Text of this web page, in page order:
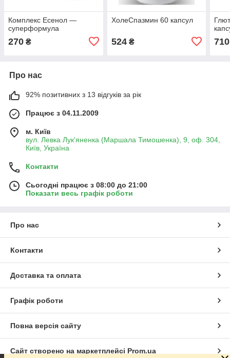
Комплекс Есенол —
суперформула
270 ₴
ХолеСпазмин 60 капсул
524₴ 710
Про нас
92% позитивних з 13 відгуків за рік
Працює з 04.11.2009
м. Київ
вул. Левка Лук'яненка (Маршала Тимошенка), 9, оф. 304,
Київ, Україна
Контакти
Сьогодні працює з 08:00 до 21:00
Показати весь графік роботи
Про нас
Контакти
Доставка та оплата
Графік роботи
Повна версія сайту
Сайт створено на маркетплейсі Prom.ua